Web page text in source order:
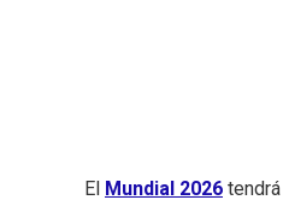
El Mundial 2026